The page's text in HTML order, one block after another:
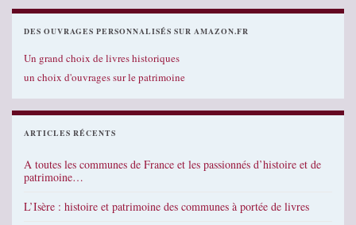
DES OUVRAGES PERSONNALISÉS SUR AMAZON.FR
Un grand choix de livres historiques
un choix d'ouvrages sur le patrimoine
ARTICLES RÉCENTS
A toutes les communes de France et les passionnés d’histoire et de
patrimoine…
L’Isère : histoire et patrimoine des communes à portée de livres